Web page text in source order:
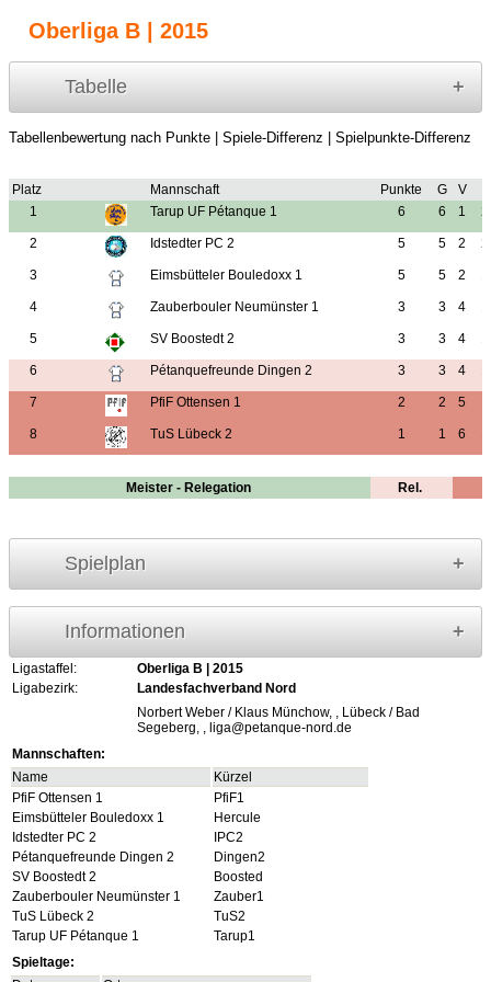
Oberliga B | 2015
Tabelle
Tabellenbewertung nach Punkte | Spiele-Differenz | Spielpunkte-Differenz
Platz Mannschaft Punkte G V
1
Tarup UF Pétanque 1 6 6 1
2 Idstedter PC 2 5 5 2
3 Eimsbütteler Bouledoxx 1 5 5 2
4 Zauberbouler Neumünster 1 3 3 4
5 SV Boostedt 2 3 3 4
6 Pétanquefreunde Dingen 2 3 3 4
7 PfiF Ottensen 1 2 2 5
8 TuS Lübeck 2 1 1 6
Meister - Relegation Rel.
Spielplan
Informationen
Ligastaffel:
Oberliga B | 2015
Ligabezirk:
Landesfachverband Nord
Norbert Weber / Klaus Münchow, , Lübeck / Bad
Segeberg, , liga@petanque-nord.de
Mannschaften:
Name
Kürzel
PfiF Ottensen 1
PfiF1
Eimsbütteler Bouledoxx 1
Hercule
Idstedter PC 2
IPC2
Pétanquefreunde Dingen 2
Dingen2
SV Boostedt 2
Boosted
Zauberbouler Neumünster 1
Zauber1
TuS Lübeck 2
TuS2
Tarup UF Pétanque 1
Tarup1
Spieltage: